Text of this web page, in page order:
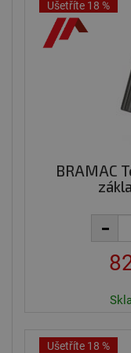
Ušetříte 18 %
BRAMAC
Ušetříte 18 %